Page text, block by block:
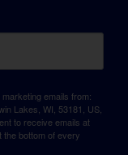
emails from:
Lakes, WI, 53181, US,
to receive emails at
bottom of every